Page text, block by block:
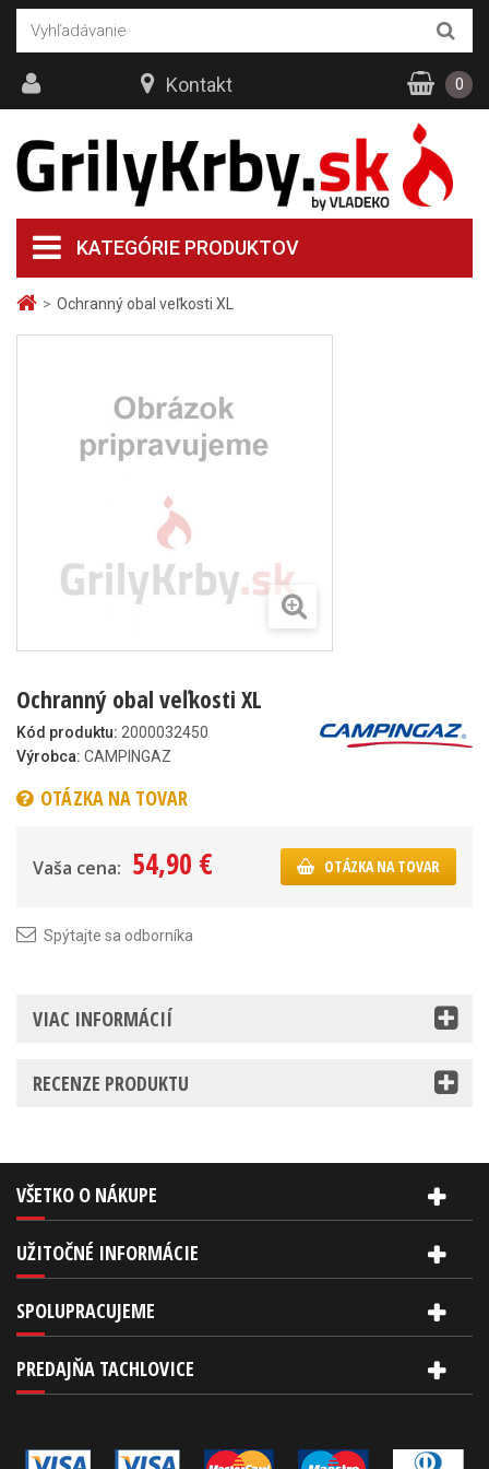
> Ochranný obal veľkosti XL
Ochranný obal veľkosti XL
Kód produktu: 2000032450
Výrobca: CAMPINGAZ
OTÁZKA NA TOVAR
Vaša cena: 54,90 € OTÁZKA NA TOVAR
Spýtajte sa odborníka
VIAC INFORMÁCIÍ
RECENZE PRODUKTU
KATEGÓRIE PRODUKTOV
Kontakt 0
VŠETKO O NÁKUPE
UŽITOČNÉ INFORMÁCIE
SPOLUPRACUJEME
PREDAJŇA TACHLOVICE